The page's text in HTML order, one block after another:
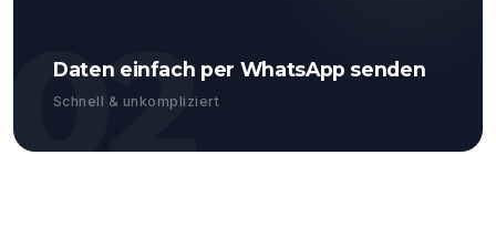
02
Daten einfach per WhatsApp senden
Schnell & unkompliziert